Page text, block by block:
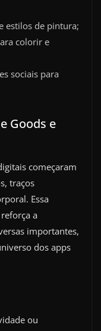
estilos de pintura;
colorir e
sociais para
Goods e
começaram
traços
Essa
a
importantes,
dos apps
ou